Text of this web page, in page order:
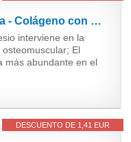
Ana Maria Lajusticia - Colágeno con magnesio – 350 gramos (sabor neutro) articulaciones fuertes y...
interviene en la
El
más abundante en el
DESCUENTO DE 1,41 EUR